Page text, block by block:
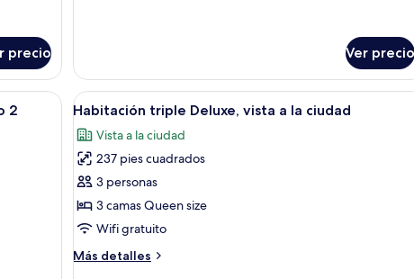
precio
al
mar
Ver precio
dos camas, piso de madera, lámpara de pared y un espejo.
2
Abrir
todas
las
fotos
de
Habitación
triple
vista
Una habitación de hotel con
9
Habitación triple Deluxe, vista a la ciudad
Vista a la ciudad
237 pies cuadrados
3 personas
3 camas Queen size
Wifi gratuito
Más detalles
Más